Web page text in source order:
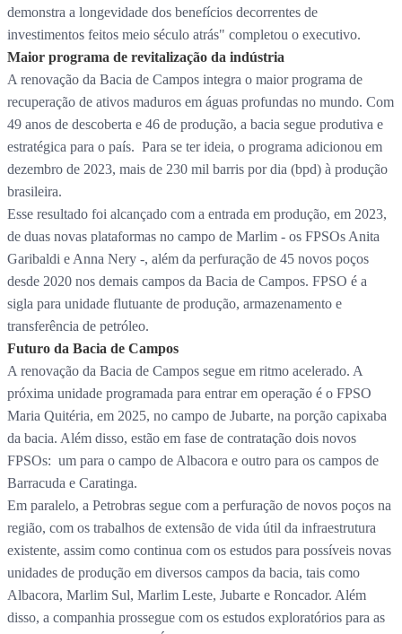
demonstra a longevidade dos benefícios decorrentes de
investimentos feitos meio século atrás" completou o executivo.
Maior programa de revitalização da indústria
A renovação da Bacia de Campos integra o maior programa de
recuperação de ativos maduros em águas profundas no mundo. Com
49 anos de descoberta e 46 de produção, a bacia segue produtiva e
estratégica para o país. Para se ter ideia, o programa adicionou em
dezembro de 2023, mais de 230 mil barris por dia (bpd) à produção
brasileira.
Esse resultado foi alcançado com a entrada em produção, em 2023,
de duas novas plataformas no campo de Marlim - os FPSOs Anita
Garibaldi e Anna Nery -, além da perfuração de 45 novos poços
desde 2020 nos demais campos da Bacia de Campos. FPSO é a
sigla para unidade flutuante de produção, armazenamento e
transferência de petróleo.
Futuro da Bacia de Campos
A renovação da Bacia de Campos segue em ritmo acelerado. A
próxima unidade programada para entrar em operação é o FPSO
Maria Quitéria, em 2025, no campo de Jubarte, na porção capixaba
da bacia. Além disso, estão em fase de contratação dois novos
FPSOs: um para o campo de Albacora e outro para os campos de
Barracuda e Caratinga.
Em paralelo, a Petrobras segue com a perfuração de novos poços na
região, com os trabalhos de extensão de vida útil da infraestrutura
existente, assim como continua com os estudos para possíveis novas
unidades de produção em diversos campos da bacia, tais como
Albacora, Marlim Sul, Marlim Leste, Jubarte e Roncador. Além
disso, a companhia prossegue com os estudos exploratórios para as